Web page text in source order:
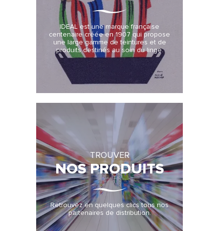
IDEAL est une marque française
centenaire créée en 1907 qui propose
une large gamme de teintures et de
produits destinés au soin du linge.
TROUVER
NOS PRODUITS
Retrouvez en quelques clics tous nos
partenaires de distribution.